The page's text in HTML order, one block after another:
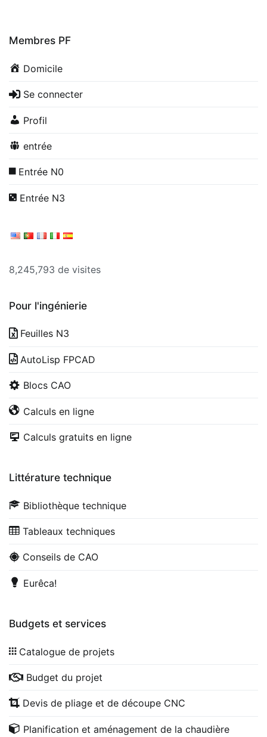
Membres PF
Domicile
Se connecter
Profil
entrée
Entrée N0
Entrée N3
8,245,793 de visites
Pour l'ingénierie
Feuilles N3
AutoLisp FPCAD
Blocs CAO
Calculs en ligne
Calculs gratuits en ligne
Littérature technique
Bibliothèque technique
Tableaux techniques
Conseils de CAO
Eurêca!
Budgets et services
Catalogue de projets
Budget du projet
Devis de pliage et de découpe CNC
Planification et aménagement de la chaudière